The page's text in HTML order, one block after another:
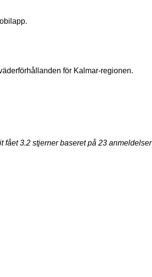
för Kalmar-regionen.
fået3.2 stjerner baseret på 23 anmeldelser